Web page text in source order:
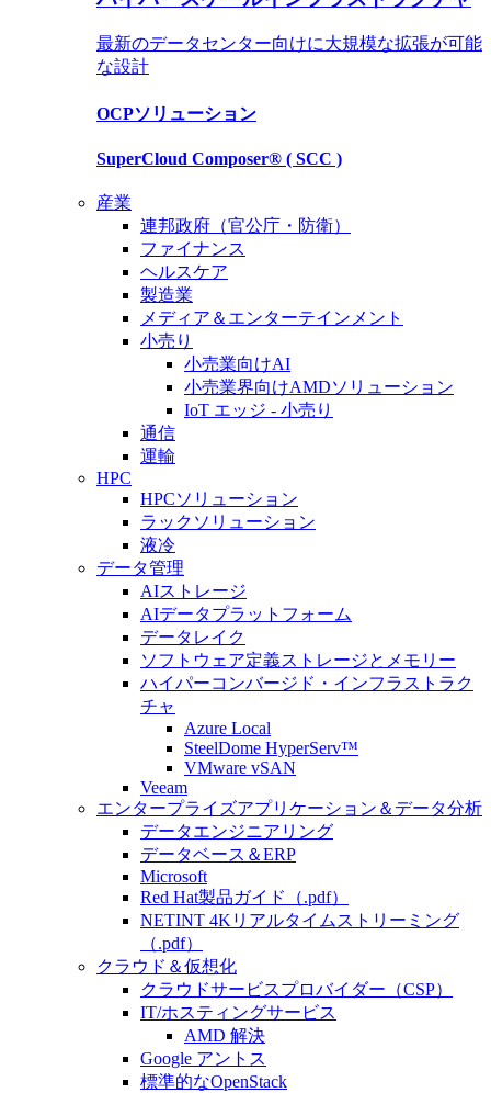
最新のデータセンター向けに大規模な拡張が可能
な設計
OCPソリューション
SuperCloud Composer® ( SCC )
産業
連邦政府（官公庁・防衛）
ファイナンス
ヘルスケア
製造業
メディア＆エンターテインメント
小売り
小売業向けAI
小売業界向けAMDソリューション
IoT エッジ - 小売り
通信
運輸
HPC
HPCソリューション
ラックソリューション
液冷
データ管理
AIストレージ
AIデータプラットフォーム
データレイク
ソフトウェア定義ストレージとメモリー
ハイパーコンバージド・インフラストラク
チャ
Azure Local
SteelDome HyperServ™
VMware vSAN
Veeam
エンタープライズアプリケーション＆データ分析
データエンジニアリング
データベース＆ERP
Microsoft
Red Hat製品ガイド（.pdf）
NETINT 4Kリアルタイムストリーミング
（.pdf）
クラウド＆仮想化
クラウドサービスプロバイダー（CSP）
IT/ホスティングサービス
AMD 解決
Google アントス
標準的なOpenStack